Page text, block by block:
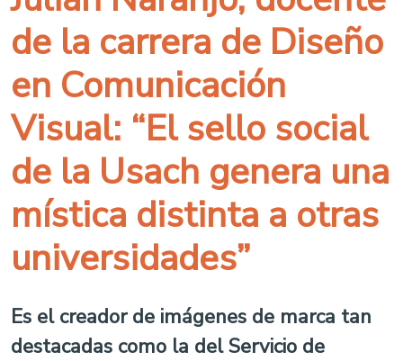
de la carrera de Diseño
en Comunicación
Visual: “El sello social
de la Usach genera una
mística distinta a otras
universidades”
Es el creador de imágenes de marca tan
destacadas como la del Servicio de